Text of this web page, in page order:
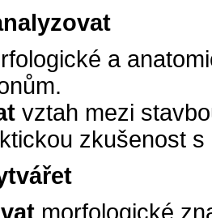
a
vztah mezi
zkušenost
morfologické